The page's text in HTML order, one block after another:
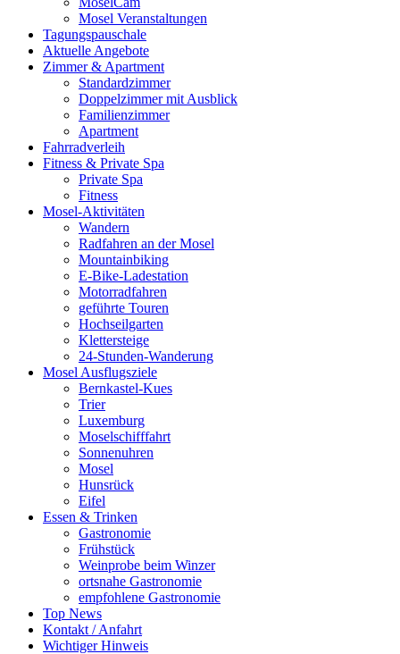
Mosel Veranstaltungen
Tagungspauschale
Aktuelle Angebote
Zimmer & Apartment
Standardzimmer
Doppelzimmer mit Ausblick
Familienzimmer
Apartment
Fahrradverleih
Fitness & Private Spa
Private Spa
Fitness
Mosel-Aktivitäten
Wandern
Radfahren an der Mosel
Mountainbiking
E-Bike-Ladestation
Motorradfahren
geführte Touren
Hochseilgarten
Klettersteige
24-Stunden-Wanderung
Mosel Ausflugsziele
Bernkastel-Kues
Trier
Luxemburg
Moselschifffahrt
Sonnenuhren
Mosel
Hunsrück
Eifel
Essen & Trinken
Gastronomie
Frühstück
Weinprobe beim Winzer
ortsnahe Gastronomie
empfohlene Gastronomie
Top News
Kontakt / Anfahrt
Wichtiger Hinweis